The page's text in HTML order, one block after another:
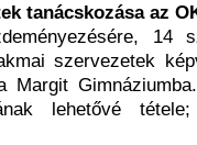
tanácskozása az
14
szervezetek
Margit
lehetővé